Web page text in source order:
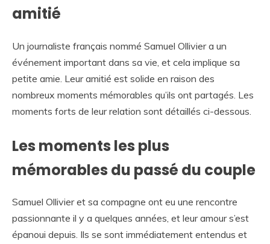
amitié
Un journaliste français nommé Samuel Ollivier a un
événement important dans sa vie, et cela implique sa
petite amie. Leur amitié est solide en raison des
nombreux moments mémorables qu’ils ont partagés. Les
moments forts de leur relation sont détaillés ci-dessous.
Les moments les plus
mémorables du passé du couple
Samuel Ollivier et sa compagne ont eu une rencontre
passionnante il y a quelques années, et leur amour s’est
épanoui depuis. Ils se sont immédiatement entendus et